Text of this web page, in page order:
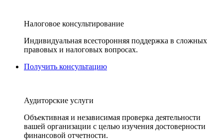
Налоговое консультирование
Индивидуальная всесторонняя поддержка в сложных
правовых и налоговых вопросах.
Получить консультацию
Аудиторские услуги
Объективная и независимая проверка деятельности
вашей организации с целью изучения достоверности
финансовой отчетности.